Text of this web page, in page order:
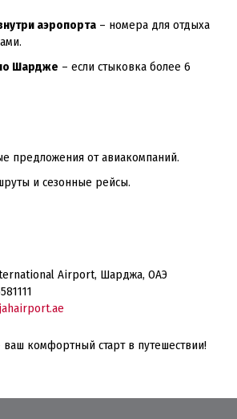
аэропорта – номера для отдыха
Шардже – если стыковка более 6
предложения от авиакомпаний.
и сезонные рейсы.
Airport, Шарджа, ОАЭ
комфортный старт в путешествии!